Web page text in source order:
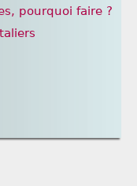
pourquoi faire ?